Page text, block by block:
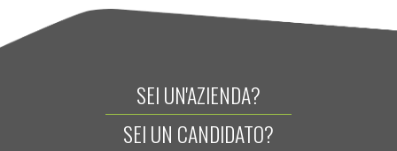
SEI UN'AZIENDA?
SEI UN CANDIDATO?